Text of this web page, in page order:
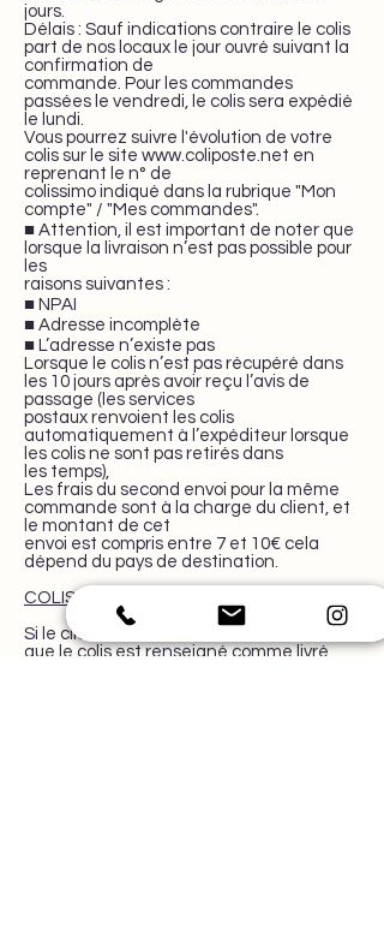
jours.
Délais : Sauf indications contraire le colis
part de nos locaux le jour ouvré suivant la
confirmation de
commande. Pour les commandes
passées le vendredi, le colis sera expédié
le lundi.
Vous pourrez suivre l'évolution de votre
colis sur le site www.coliposte.net en
reprenant le n° de
colissimo indiqué dans la rubrique "Mon
compte" / "Mes commandes".
■ Attention, il est important de noter que
lorsque la livraison n’est pas possible pour
les
raisons suivantes :
■ NPAI
■ Adresse incomplète
■ L’adresse n’existe pas
Lorsque le colis n’est pas récupéré dans
les 10 jours après avoir reçu l’avis de
passage (les services
postaux renvoient les colis
automatiquement à l’expéditeur lorsque
les colis ne sont pas retirés dans
les temps),
Les frais du second envoi pour la même
commande sont à la charge du client, et
le montant de cet
envoi est compris entre 7 et 10€ cela
dépend du pays de destination.
COLIS LIVRE avec Colissimo :
Si le client a choisi la livraison standard,
que le colis est renseigné comme livré